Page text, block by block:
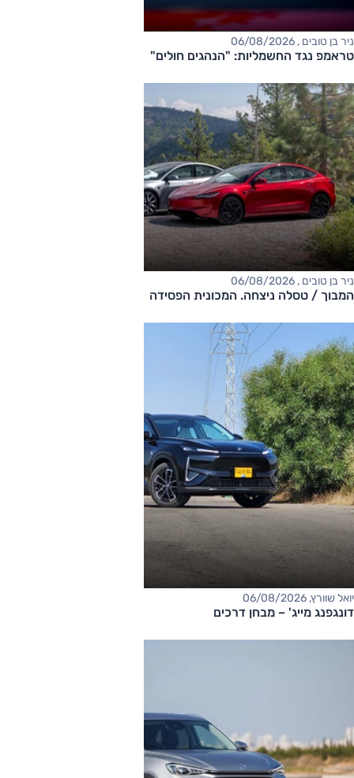
ניר בן טובים , 06/08/2026
טראמפ נגד החשמליות: "הנהגים חולים"
ניר בן טובים , 06/08/2026
המבוך / טסלה ניצחה. המכונית הפסידה
יואל שוורץ, 06/08/2026
דונגפנג מייג' – מבחן דרכים